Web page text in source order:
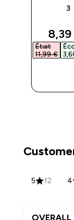
3
Était
11,99 €‎
5 12 4